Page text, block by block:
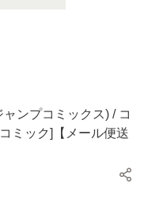
ンプコミックス) / コ
ミック]【メール便送